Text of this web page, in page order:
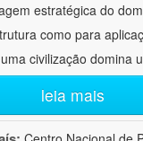
estratégica do
como para
civilização domina
leia mais